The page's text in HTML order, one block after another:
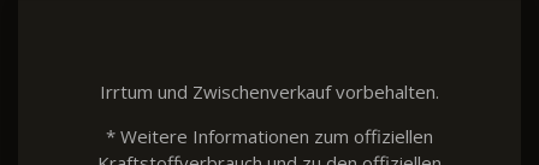
Irrtum und Zwischenverkauf vorbehalten.
* Weitere Informationen zum offiziellen